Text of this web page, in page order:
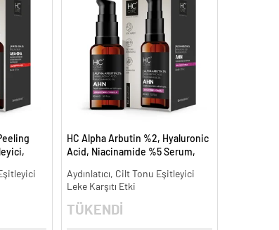
HC Alpha Arbutin %2, Hyaluronic
Acid, Niacinamide %5 Serum,
Aydınlatıcı, Cilt Tonu Eşitleyici
Leke Karşıtı Etki
TÜKENDİ